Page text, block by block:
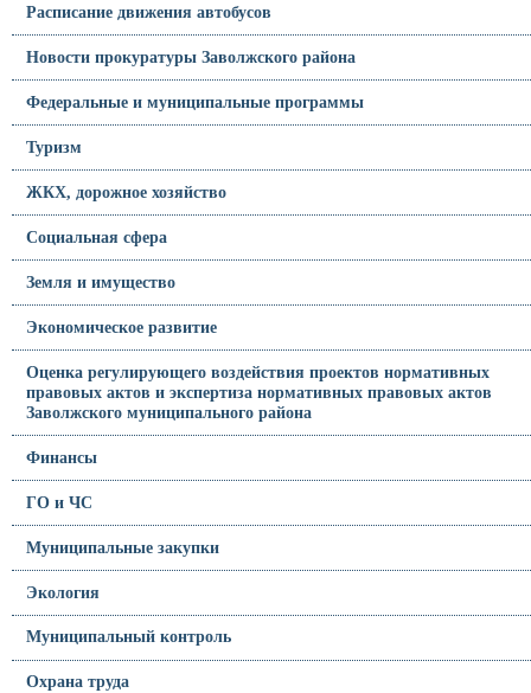
Расписание движения автобусов
Новости прокуратуры Заволжского района
Федеральные и муниципальные программы
Туризм
ЖКХ, дорожное хозяйство
Социальная сфера
Земля и имущество
Экономическое развитие
Оценка регулирующего воздействия проектов нормативных
правовых актов и экспертиза нормативных правовых актов
Заволжского муниципального района
Финансы
ГО и ЧС
Муниципальные закупки
Экология
Муниципальный контроль
Охрана труда